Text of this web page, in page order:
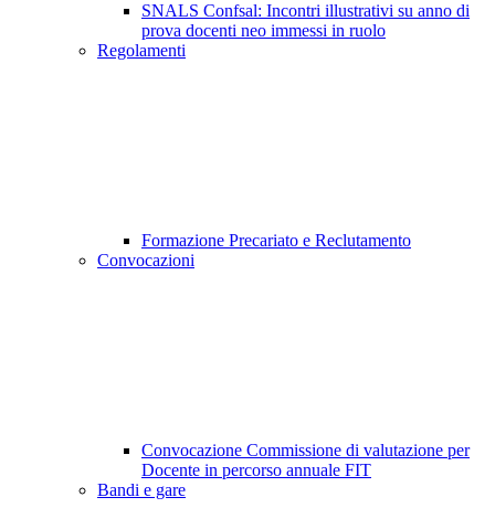
SNALS Confsal: Incontri illustrativi su anno di
prova docenti neo immessi in ruolo
Regolamenti
Formazione Precariato e Reclutamento
Convocazioni
Convocazione Commissione di valutazione per
Docente in percorso annuale FIT
Bandi e gare